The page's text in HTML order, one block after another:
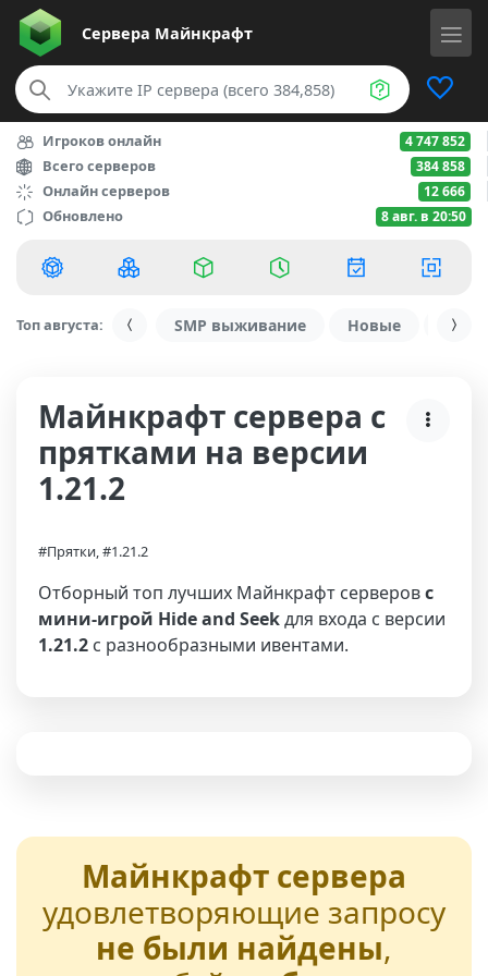
Сервера Майнкрафт
Игроков онлайн 4 747 852
Всего серверов 384 858
Онлайн серверов 12 666
Обновлено 8 авг. в 20:50
Топ августа: SMP выживание Новые С
Майнкрафт сервера с
прятками на версии
1.21.2
#Прятки, #1.21.2
Отборный топ лучших Майнкрафт серверовс
мини-игрой Hide and Seekдля входа с версии
1.21.2 с разнообразными ивентами.
Майнкрафт сервера
удовлетворяющие запросу
не были найдены,